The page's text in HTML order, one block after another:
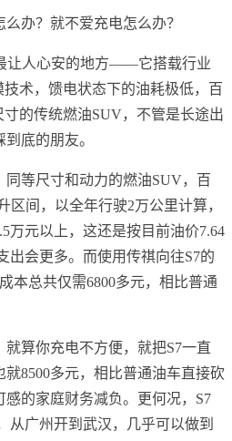
办？就不爱充电怎么办？
让人心安的地方——它搭载行业
术，馈电状态下的油耗极低，百
的传统燃油SUV，不管是长途出
底的朋友。
同等尺寸和动力的燃油SUV，百
区间，以全年行驶2万公里计算，
万元以上，这还是按目前油价7.64
出会更多。而使用传祺向往S7的
本总共仅需6800多元，相比普通
就算你充电不方便，就把S7一直
8500多元，相比普通油车直接砍
的家庭财务减负。更何况，S7
从广州开到武汉，几乎可以做到